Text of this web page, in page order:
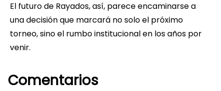
El futuro de Rayados, así, parece encaminarse a
una decisión que marcará no solo el próximo
torneo, sino el rumbo institucional en los años por
venir.
Comentarios